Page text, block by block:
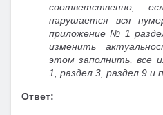
соответственно,
нарушается вся
приложение № 1
изменить
этом заполнить, все
1, раздел 3, раздел 9 и
Ответ: